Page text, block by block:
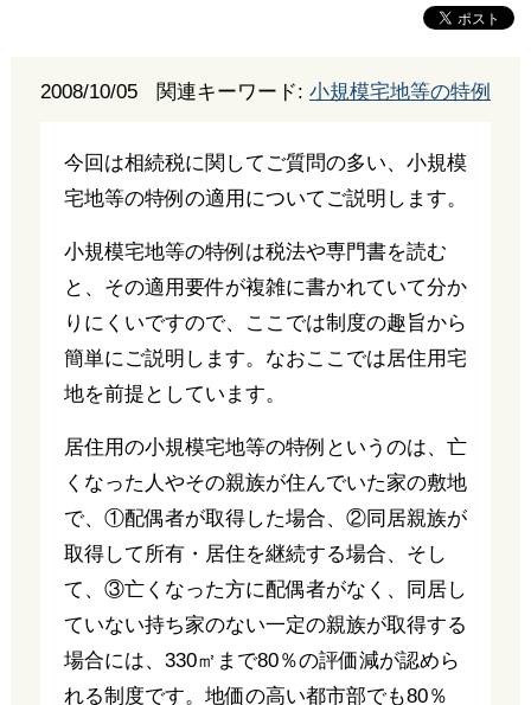
2008/10/05 関連キーワード:小規模宅地等の特例
今回は相続税に関してご質問の多い、小規模
宅地等の特例の適用についてご説明します。
小規模宅地等の特例は税法や専門書を読む
と、その適用要件が複雑に書かれていて分か
りにくいですので、ここでは制度の趣旨から
簡単にご説明します。なおここでは居住用宅
地を前提としています。
居住用の小規模宅地等の特例というのは、亡
くなった人やその親族が住んでいた家の敷地
で、①配偶者が取得した場合、②同居親族が
取得して所有・居住を継続する場合、そし
て、③亡くなった方に配偶者がなく、同居し
ていない持ち家のない一定の親族が取得する
場合には、330㎡まで80％の評価減が認めら
れる制度です。地価の高い都市部でも80％